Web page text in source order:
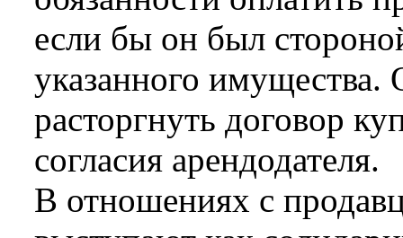
если бы он был
указанного имущества.
расторгнуть договор
согласия арендодателя.
В отношениях с